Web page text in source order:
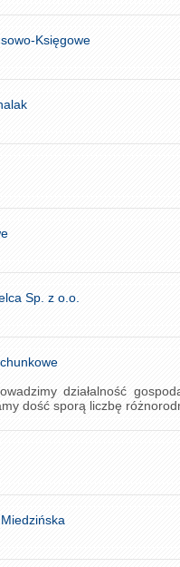
Księgowe
Sp. z o.o.
działalność
dość sporą liczbę